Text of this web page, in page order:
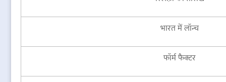
भारत में लॉन्च
फॉर्म फैक्टर